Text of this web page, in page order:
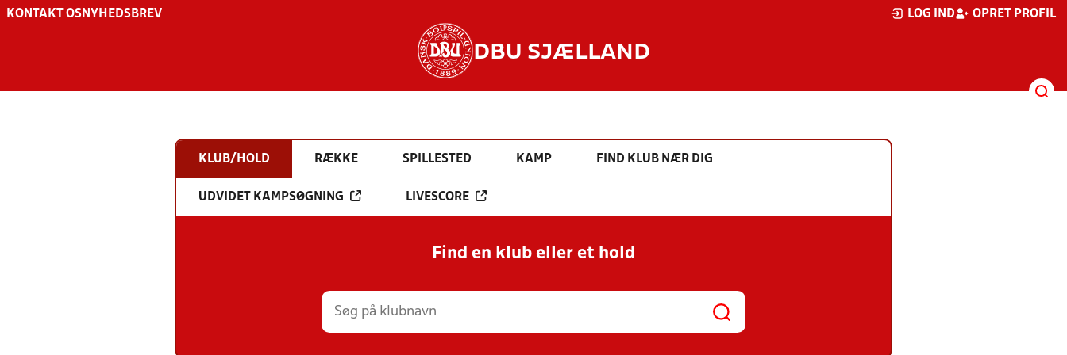
KONTAKT OS NYHEDSBREV LOG IND OPRET PROFIL
DBU SJÆLLAND
KLUB/HOLD RÆKKE SPILLESTED KAMP FIND KLUB NÆR DIG
UDVIDET KAMPSØGNING LIVESCORE
Find en klub eller et hold